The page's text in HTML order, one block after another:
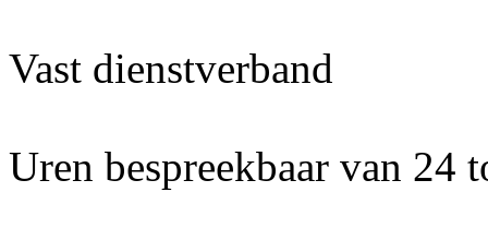
Vast dienstverband
Uren bespreekbaar van 24